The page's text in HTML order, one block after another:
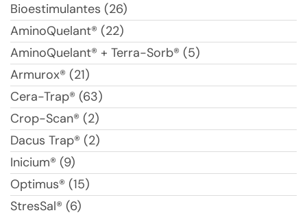
Bioestimulantes (26)
AminoQuelant® (22)
AminoQuelant® + Terra-Sorb® (5)
Armurox® (21)
Cera-Trap® (63)
Crop-Scan® (2)
Dacus Trap® (2)
Inicium® (9)
Optimus® (15)
StresSal® (6)